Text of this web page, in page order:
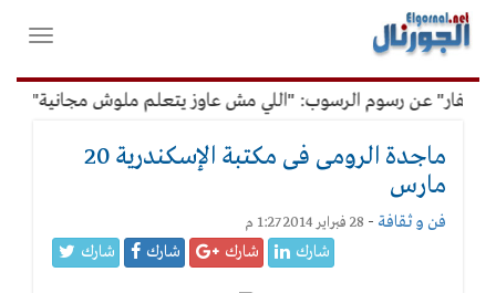
القائمة
الرئيسية
فتح
عن رسوم الرسوب: "اللي مش عاوز يتعلم ملوش مجانية"
ماجدة الرومى فى مكتبة الإسكندرية 20
مارس
فن و ثقافة - 28 فبراير 2014 1:27 م
شارك شارك شارك شارك